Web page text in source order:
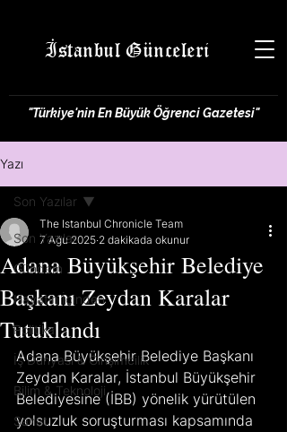
İstanbul Günceleri
"Türkiye'nin En Büyük Öğrenci Gazetesi"
Yazı
Son Yazılar
Gündem
Hayatın İçinden
Politika
İş Dünyası & Girişimcilik
Bilim & Teknoloji
Sanat
Son Yazılar
Adana Büyükşehir Belediye
Başkanı Zeydan Karalar
Tutuklandı
The Istanbul Chronicle Team
7 Ağu 2025 2 dakikada okunur
Adana Büyükşehir Belediye Başkanı
Zeydan Karalar, İstanbul Büyükşehir
Belediyesine (İBB) yönelik yürütülen
yolsuzluk soruşturması kapsamında